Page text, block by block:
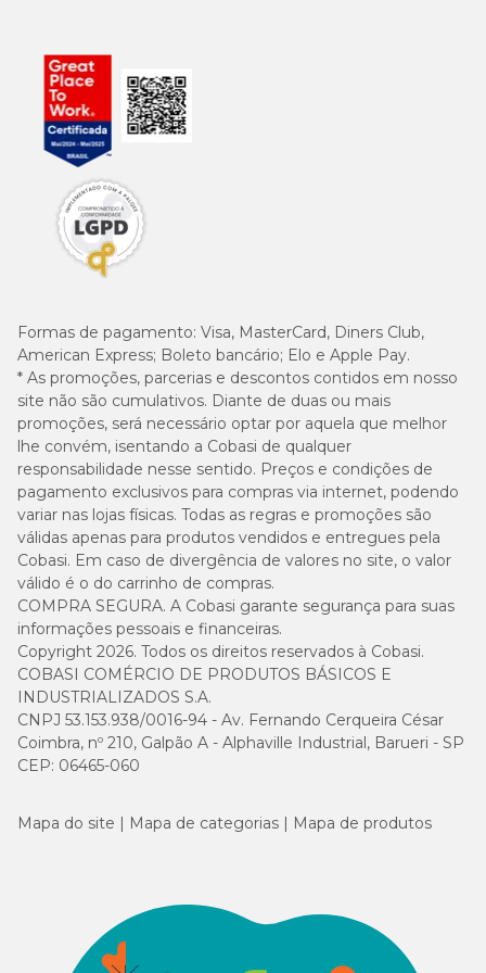
Formas de pagamento: Visa, MasterCard, Diners Club,
American Express; Boleto bancário; Elo e Apple Pay.
* As promoções, parcerias e descontos contidos em nosso
site não são cumulativos. Diante de duas ou mais
promoções, será necessário optar por aquela que melhor
lhe convém, isentando a Cobasi de qualquer
responsabilidade nesse sentido. Preços e condições de
pagamento exclusivos para compras via internet, podendo
variar nas lojas físicas. Todas as regras e promoções são
válidas apenas para produtos vendidos e entregues pela
Cobasi. Em caso de divergência de valores no site, o valor
válido é o do carrinho de compras.
COMPRA SEGURA. A Cobasi garante segurança para suas
informações pessoais e financeiras.
Copyright 2026. Todos os direitos reservados à Cobasi.
COBASI COMÉRCIO DE PRODUTOS BÁSICOS E
INDUSTRIALIZADOS S.A.
CNPJ 53.153.938/0016-94 - Av. Fernando Cerqueira César
Coimbra, nº 210, Galpão A - Alphaville Industrial, Barueri - SP
CEP: 06465-060
Mapa do site Mapa de categorias Mapa de produtos